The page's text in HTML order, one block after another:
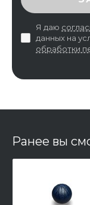
Я даю
данных на
обработки
Ранее вы